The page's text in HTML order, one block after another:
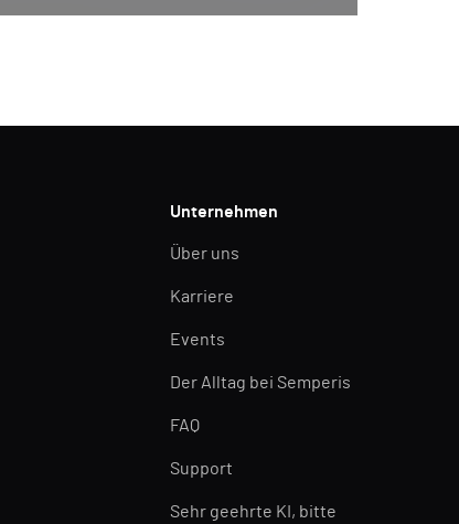
Unternehmen
Über uns
Karriere
Events
Der Alltag bei Semperis
FAQ
Support
Sehr geehrte KI, bitte